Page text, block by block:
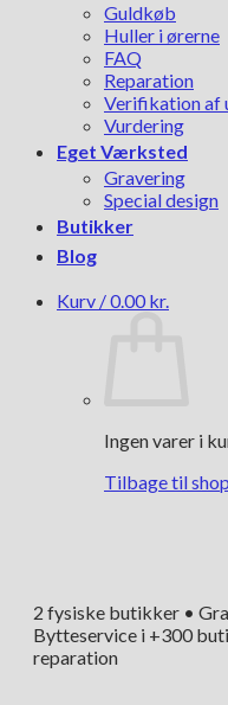
Guldkøb
Huller i ørerne
FAQ
Reparation
Verifikation af
Vurdering
Eget Værksted
Gravering
Special design
Butikker
Blog
Kurv /0.00 kr.
Ingen varer i
Tilbage til
2 fysiske butikker •
Bytteservice i +300
reparation